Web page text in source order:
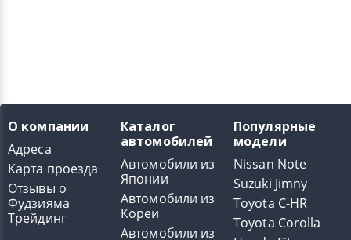
О компании
Адреса
Карта проезда
Отзывы о
Фудзияма
Трейдинг
Каталог
автомобилей
Автомобили из
Японии
Автомобили из
Кореи
Автомобили из
Популярные
модели
Nissan Note
Suzuki Jimny
Toyota C-HR
Toyota Corolla